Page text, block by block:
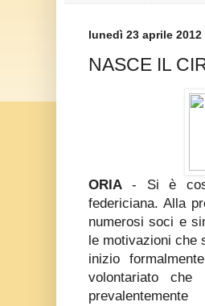
lunedì 23 aprile 2012
NASCE IL
ORIA - Si è
federiciana. Alla
numerosi soci e
le motivazioni che
inizio
volontariato